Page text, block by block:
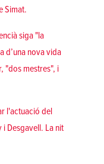
Simat.
siga "la
d’una nova vida
"dos mestres", i
l'actuació del
Desgavell. La nit